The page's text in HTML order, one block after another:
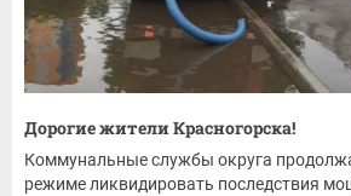
Дорогие жители Красногорска!
Коммунальные службы округа
режиме ликвидировать последствия